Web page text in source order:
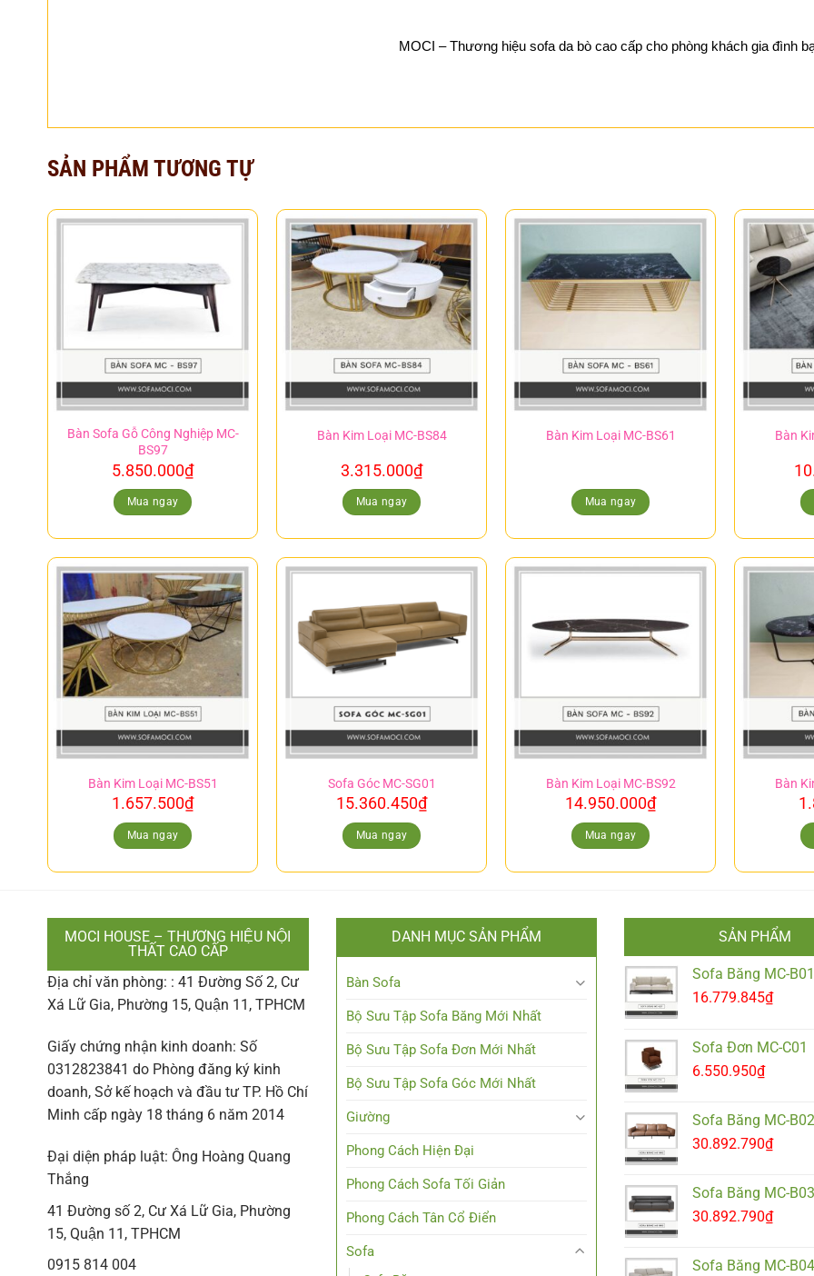
MOCI – Thương hiệu sofa da bò cao cấp cho phòng khách gia đình
SẢN PHẨM TƯƠNG TỰ
Bàn Sofa Gỗ Công Nghiệp MC-
BS97
5.850.000₫
Mua ngay
Bàn Kim Loại MC-BS84
3.315.000₫
Mua ngay
Bàn Kim Loại MC-BS61
Mua ngay
Bàn
Bàn Kim Loại MC-BS51
1.657.500₫
Mua ngay
Sofa Góc MC-SG01
15.360.450₫
Mua ngay
Bàn Kim Loại MC-BS92
14.950.000₫
Mua ngay
Bàn
MOCI HOUSE – THƯƠNG HIỆU NỘI
THẤT CAO CẤP
Địa chỉ văn phòng: : 41 Đường Số 2, Cư
Xá Lữ Gia, Phường 15, Quận 11, TPHCM
Giấy chứng nhận kinh doanh: Số
0312823841 do Phòng đăng ký kinh
doanh, Sở kế hoạch và đầu tư TP. Hồ Chí
Minh cấp ngày 18 tháng 6 năm 2014
Đại diện pháp luật: Ông Hoàng Quang
Thắng
41 Đường số 2, Cư Xá Lữ Gia, Phường
15, Quận 11, TPHCM
0915 814 004
DANH MỤC SẢN PHẨM
Bàn Sofa
Bộ Sưu Tập Sofa Băng Mới Nhất
Bộ Sưu Tập Sofa Đơn Mới Nhất
Bộ Sưu Tập Sofa Góc Mới Nhất
Giường
Phong Cách Hiện Đại
Phong Cách Sofa Tối Giản
Phong Cách Tân Cổ Điển
Sofa
SẢN PHẨM
Sofa Băng MC-B01
16.779.845₫
Sofa Đơn MC-C01
6.550.950₫
Sofa Băng MC-B02
30.892.790₫
Sofa Băng MC-B03
30.892.790₫
Sofa Băng MC-B04